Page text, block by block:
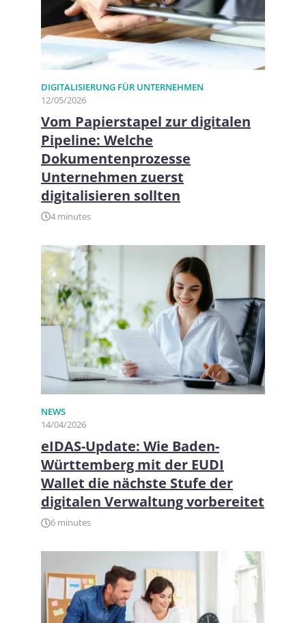
DIGITALISIERUNG FÜR UNTERNEHMEN​
12/05/2026
Vom Papierstapel zur digitalen
Pipeline: Welche
Dokumentenprozesse
Unternehmen zuerst
digitalisieren sollten
4 minutes
NEWS
14/04/2026
eIDAS-Update: Wie Baden-
Württemberg mit der EUDI
Wallet die nächste Stufe der
digitalen Verwaltung vorbereitet
6 minutes